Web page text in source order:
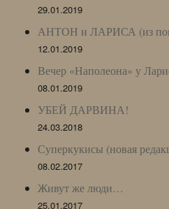
29.01.2019
АНТОН и ЛАРИСА (из
12.01.2019
Вечер «Наполеона» у
08.01.2019
УБЕЙ ДАРВИНА!
24.03.2018
Суперкукисы (новая
08.02.2017
Живут же люди…
25.01.2017